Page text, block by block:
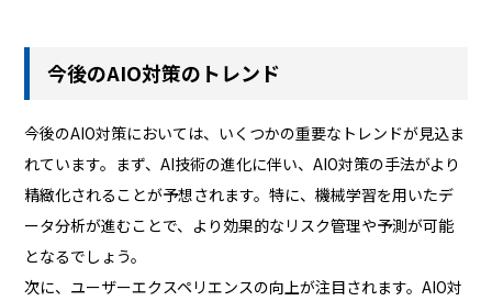
今後のAIO対策のトレンド
今後のAIO対策においては、いくつかの重要なトレンドが見込ま
れています。まず、AI技術の進化に伴い、AIO対策の手法がより
精緻化されることが予想されます。特に、機械学習を用いたデ
ータ分析が進むことで、より効果的なリスク管理や予測が可能
となるでしょう。
次に、ユーザーエクスペリエンスの向上が注目されます。AIO対